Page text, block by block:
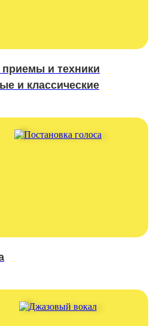
и техники
и классические